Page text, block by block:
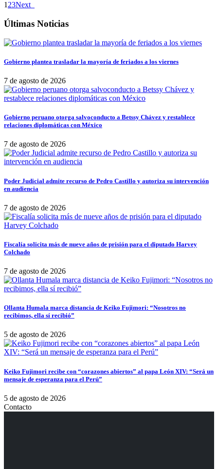
1 23Next
Últimas Noticias
Gobierno plantea trasladar la mayoría de feriados a los viernes
7 de agosto de 2026
Gobierno peruano otorga salvoconducto a Betssy Chávez y restablece
relaciones diplomáticas con México
7 de agosto de 2026
Poder Judicial admite recurso de Pedro Castillo y autoriza su intervención
en audiencia
7 de agosto de 2026
Fiscalía solicita más de nueve años de prisión para el diputado Harvey
Colchado
7 de agosto de 2026
Ollanta Humala marca distancia de Keiko Fujimori: “Nosotros no
recibimos, ella sí recibió”
5 de agosto de 2026
Keiko Fujimori recibe con “corazones abiertos” al papa León XIV: “Será un
mensaje de esperanza para el Perú”
5 de agosto de 2026
Contacto